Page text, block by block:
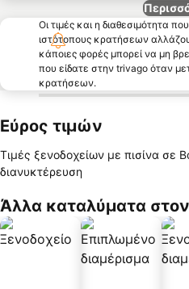
Οι τιμές και η διαθεσιμότητα
ιστότοπους κρατήσεων
κάποιες φορές μπορεί να μη
που είδατε στην trivago όταν
κρατήσεων.
Εύρος τιμών
Τιμές ξενοδοχείων με πισίνα σε
διανυκτέρευση
Άλλα καταλύματα